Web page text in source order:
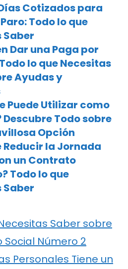
Cotizados para
Todo lo que
Saber
Dar una Paga por
lo que Necesitas
Ayudas y
Puede Utilizar como
Todo sobre
Opción
Reducir la Jornada
un Contrato
Todo lo que
Saber
Saber sobre
Social Número 2
Personales Tiene un